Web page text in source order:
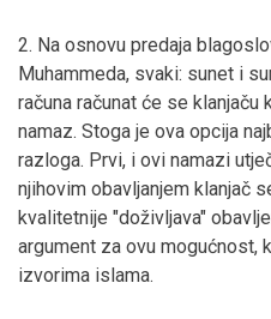
2. Na osnovu predaja
Muhammeda, svaki: sunet i
računa računat će se klanjaču
namaz. Stoga je ova opcija
razloga. Prvi, i ovi namazi
njihovim obavljanjem klanjač
kvalitetnije "doživljava"
argument za ovu mogućnost,
izvorima islama.